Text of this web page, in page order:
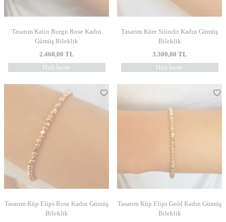
Tasarım Kalın Burgu Rose Kadın
Gümüş Bileklik
2.460,00 TL
Hızlı İncele
Tasarım Küre Silindir Kadın Gümüş
Bileklik
3.300,00 TL
Hızlı İncele
Tasarım Küp Elips Rose Kadın Gümüş
Bileklik
Tasarım Küp Elips Gold Kadın Gümüş
Bileklik